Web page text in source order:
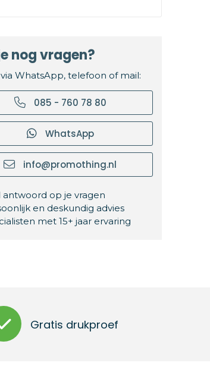
nog vragen?
WhatsApp, telefoon of mail:
085 - 760 78 80
WhatsApp
info@promothing.nl
antwoord op je vragen
en deskundig advies
met 15+ jaar ervaring
Gratis drukproef